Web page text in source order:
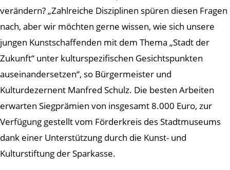
verändern? „Zahlreiche Disziplinen spüren diesen Fragen
nach, aber wir möchten gerne wissen, wie sich unsere
jungen Kunstschaffenden mit dem Thema „Stadt der
Zukunft“ unter kulturspezifischen Gesichtspunkten
auseinandersetzen“, so Bürgermeister und
Kulturdezernent Manfred Schulz. Die besten Arbeiten
erwarten Siegprämien von insgesamt 8.000 Euro, zur
Verfügung gestellt vom Förderkreis des Stadtmuseums
dank einer Unterstützung durch die Kunst- und
Kulturstiftung der Sparkasse.